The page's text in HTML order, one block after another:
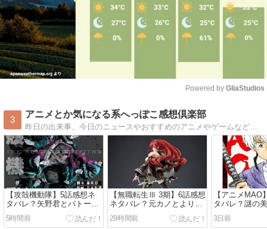
Powered by GliaStudios
3
アニメとか気になる系へっぽこ感想倶楽部
昨日の出来事、今日のニュースやおすすめのアニメやゲームなどの面白い？つまらない？感想を中心にしただらだらブログです
【攻殻機動隊】5話感想ネ
タバレ？矢野君とバトーさ
んと石川さん
5時間前
【無職転生Ⅲ 3期】6話感想
ネタバレ？元カノとよりを
戻さない妻帯者
29時間前
【アニメMAO
タバレ？謎の
の生死は？
3日前